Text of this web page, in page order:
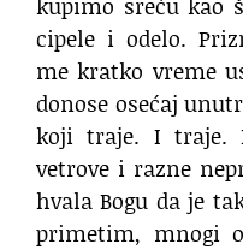
kupimo sreću kao
cipele i odelo.
me kratko vreme
donose osećaj
koji traje. I traje.
vetrove i razne
hvala Bogu da je
primetim, mnogi